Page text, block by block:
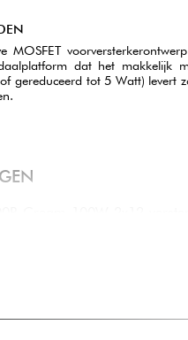
MOSFET
dat het makkelijk
gereduceerd tot 5 Watt) levert
bieden een